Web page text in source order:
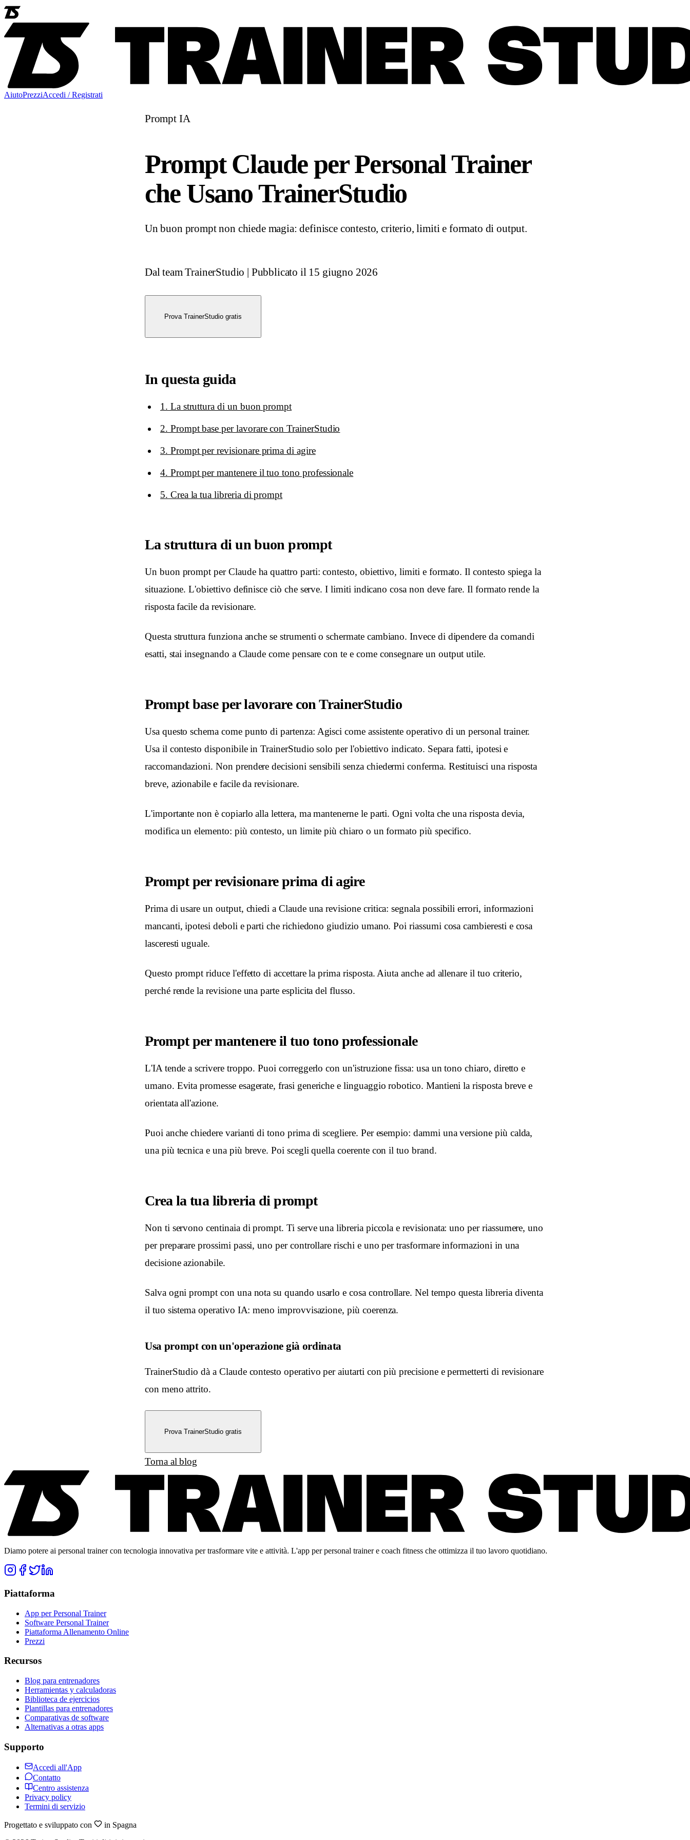
AiutoPrezziAccedi / Registrati
Prompt IA
Prompt Claude per Personal Trainer
che Usano TrainerStudio
Un buon prompt non chiede magia: definisce contesto, criterio, limiti e formato di output.
Dal team TrainerStudio | Pubblicato il 15 giugno 2026
Prova TrainerStudio gratis
In questa guida
1. La struttura di un buon prompt
2. Prompt base per lavorare con TrainerStudio
3. Prompt per revisionare prima di agire
4. Prompt per mantenere il tuo tono professionale
5. Crea la tua libreria di prompt
La struttura di un buon prompt
Un buon prompt per Claude ha quattro parti: contesto, obiettivo, limiti e formato. Il contesto spiega la
situazione. L'obiettivo definisce ciò che serve. I limiti indicano cosa non deve fare. Il formato rende la
risposta facile da revisionare.
Questa struttura funziona anche se strumenti o schermate cambiano. Invece di dipendere da comandi
esatti, stai insegnando a Claude come pensare con te e come consegnare un output utile.
Prompt base per lavorare con TrainerStudio
Usa questo schema come punto di partenza: Agisci come assistente operativo di un personal trainer.
Usa il contesto disponibile in TrainerStudio solo per l'obiettivo indicato. Separa fatti, ipotesi e
raccomandazioni. Non prendere decisioni sensibili senza chiedermi conferma. Restituisci una risposta
breve, azionabile e facile da revisionare.
L'importante non è copiarlo alla lettera, ma mantenerne le parti. Ogni volta che una risposta devia,
modifica un elemento: più contesto, un limite più chiaro o un formato più specifico.
Prompt per revisionare prima di agire
Prima di usare un output, chiedi a Claude una revisione critica: segnala possibili errori, informazioni
mancanti, ipotesi deboli e parti che richiedono giudizio umano. Poi riassumi cosa cambieresti e cosa
lasceresti uguale.
Questo prompt riduce l'effetto di accettare la prima risposta. Aiuta anche ad allenare il tuo criterio,
perché rende la revisione una parte esplicita del flusso.
Prompt per mantenere il tuo tono professionale
L'IA tende a scrivere troppo. Puoi correggerlo con un'istruzione fissa: usa un tono chiaro, diretto e
umano. Evita promesse esagerate, frasi generiche e linguaggio robotico. Mantieni la risposta breve e
orientata all'azione.
Puoi anche chiedere varianti di tono prima di scegliere. Per esempio: dammi una versione più calda,
una più tecnica e una più breve. Poi scegli quella coerente con il tuo brand.
Crea la tua libreria di prompt
Non ti servono centinaia di prompt. Ti serve una libreria piccola e revisionata: uno per riassumere, uno
per preparare prossimi passi, uno per controllare rischi e uno per trasformare informazioni in una
decisione azionabile.
Salva ogni prompt con una nota su quando usarlo e cosa controllare. Nel tempo questa libreria diventa
il tuo sistema operativo IA: meno improvvisazione, più coerenza.
Usa prompt con un'operazione già ordinata
TrainerStudio dà a Claude contesto operativo per aiutarti con più precisione e permetterti di revisionare
con meno attrito.
Prova TrainerStudio gratis
Torna al blog
Diamo potere ai personal trainer con tecnologia innovativa per trasformare vite e attività. L'app per personal trainer e coach fitness che ottimizza il tuo lavoro quotidiano.
Piattaforma
App per Personal Trainer
Software Personal Trainer
Piattaforma Allenamento Online
Prezzi
Recursos
Blog para entrenadores
Herramientas y calculadoras
Biblioteca de ejercicios
Plantillas para entrenadores
Comparativas de software
Alternativas a otras apps
Supporto
Accedi all'App
Contatto
Centro assistenza
Privacy policy
Termini di servizio
Progettato e sviluppato con
in Spagna